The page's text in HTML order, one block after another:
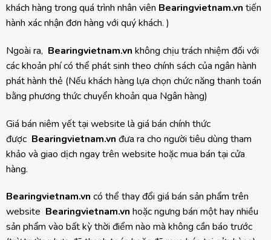
khách hàng trong quá trình nhân viên Bearingvietnam.vn tiến
hành xác nhận đơn hàng với quý khách. )
Ngoài ra, Bearingvietnam.vn không chịu trách nhiệm đối với
các khoản phí có thể phát sinh theo chính sách của ngân hành
phát hành thẻ (Nếu khách hàng lựa chọn chức năng thanh toán
bằng phương thức chuyển khoản qua Ngân hàng)
Giá bán niêm yết tại website là giá bán chính thức
được Bearingvietnam.vn đưa ra cho người tiêu dùng tham
khảo và giao dịch ngay trên website hoặc mua bán tại cửa
hàng.
Bearingvietnam.vn có thể thay đổi giá bán sản phẩm trên
website Bearingvietnam.vn hoặc ngưng bán một hay nhiều
sản phẩm vào bất kỳ thời điểm nào mà không cần báo trước